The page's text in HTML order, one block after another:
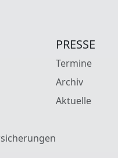
PRESSE
Termine
Archiv
Aktuelle